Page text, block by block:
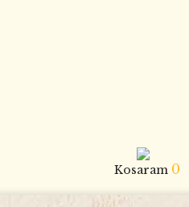
Kosaram 0